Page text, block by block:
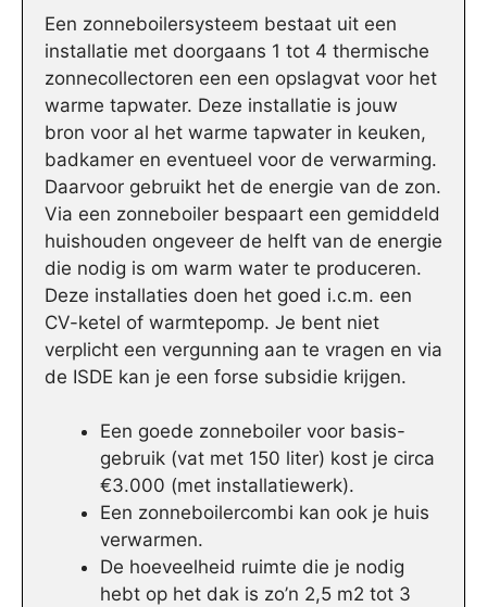
Een zonneboilersysteem bestaat uit een
installatie met doorgaans 1 tot 4 thermische
zonnecollectoren een een opslagvat voor het
warme tapwater. Deze installatie is jouw
bron voor al het warme tapwater in keuken,
badkamer en eventueel voor de verwarming.
Daarvoor gebruikt het de energie van de zon.
Via een zonneboiler bespaart een gemiddeld
huishouden ongeveer de helft van de energie
die nodig is om warm water te produceren.
Deze installaties doen het goed i.c.m. een
CV-ketel of warmtepomp. Je bent niet
verplicht een vergunning aan te vragen en via
de ISDE kan je een forse subsidie krijgen.
Een goede zonneboiler voor basis-
gebruik (vat met 150 liter) kost je circa
€3.000 (met installatiewerk).
Een zonneboilercombi kan ook je huis
verwarmen.
De hoeveelheid ruimte die je nodig
hebt op het dak is zo’n 2,5 m2 tot 3